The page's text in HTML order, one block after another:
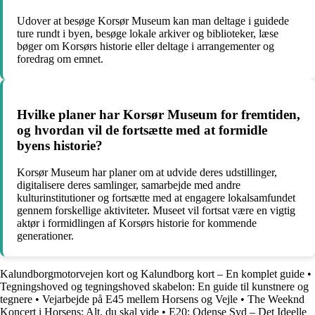
Udover at besøge Korsør Museum kan man deltage i guidede
ture rundt i byen, besøge lokale arkiver og biblioteker, læse
bøger om Korsørs historie eller deltage i arrangementer og
foredrag om emnet.
Hvilke planer har Korsør Museum for fremtiden,
og hvordan vil de fortsætte med at formidle
byens historie?
Korsør Museum har planer om at udvide deres udstillinger,
digitalisere deres samlinger, samarbejde med andre
kulturinstitutioner og fortsætte med at engagere lokalsamfundet
gennem forskellige aktiviteter. Museet vil fortsat være en vigtig
aktør i formidlingen af Korsørs historie for kommende
generationer.
Kalundborgmotorvejen kort og Kalundborg kort – En komplet guide •
Tegningshoved og tegningshoved skabelon: En guide til kunstnere og
tegnere • Vejarbejde på E45 mellem Horsens og Vejle • The Weeknd
Koncert i Horsens: Alt, du skal vide • E20: Odense Syd – Det Ideelle